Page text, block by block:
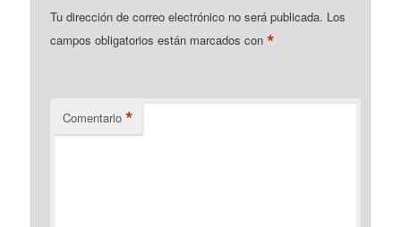
Tu dirección de correo electrónico no será publicada. Los
campos obligatorios están marcados con*
Comentario *